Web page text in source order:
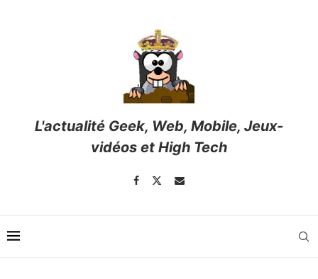
L'actualité Geek, Web, Mobile, Jeux-
vidéos et High Tech